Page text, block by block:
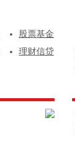
股票基金
理财信贷